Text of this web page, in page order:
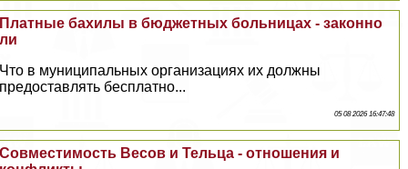
Платные бахилы в бюджетных больницах - законно
ли
Что в муниципальных организациях их должны
предоставлять бесплатно...
05 08 2026 16:47:48
Совместимость Весов и Тельца - отношения и